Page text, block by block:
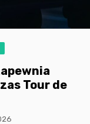
Tour de